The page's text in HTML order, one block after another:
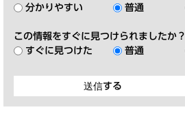
分かりやすい
普通
この情報をすぐに見つけられましたか？
すぐに見つけた
普通